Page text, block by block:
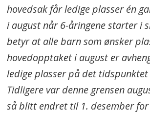
hovedsak får ledige plasser én
i august når 6-åringene starter i
betyr at alle barn som ønsker
hovedopptaket i august er
ledige plasser på det
Tidligere var denne grensen
så blitt endret til 1. desember for